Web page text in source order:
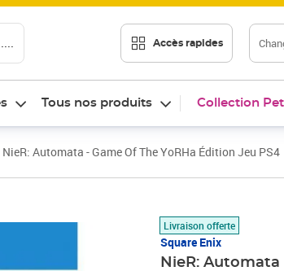
Accès rapides
Tous nos produits Collection
NieR: Automata - Game Of The YoRHa Édition Jeu PS4
Livraison offerte
Square Enix
NieR: Automata
Prix 48,74€